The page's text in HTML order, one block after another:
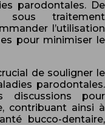
parodontales. De
traitement
l’utilisation
pour minimiser le
de souligner le
parodontales.
discussions pour
contribuant ainsi à
bucco-dentaire,